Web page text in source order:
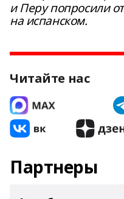
и Перу попросили
на испанском.
Читайте нас
Партнеры